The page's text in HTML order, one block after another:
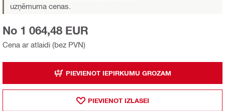
uzņēmuma cenas.
Cena ar atlaidi (bez PVN)
No 1 064,48 EUR
PIEVIENOT IEPIRKUMU GROZAM
PIEVIENOT IZLASEI